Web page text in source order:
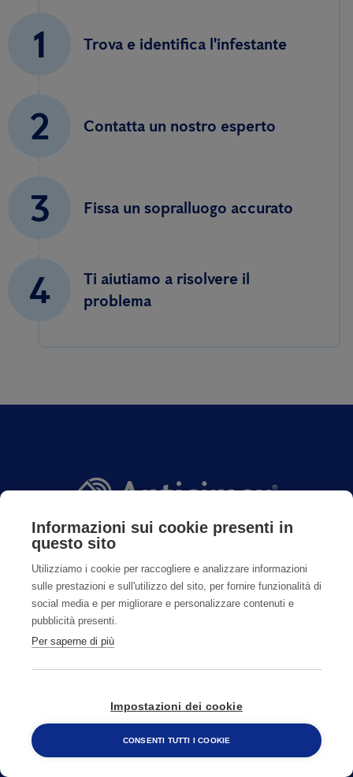
1 Trova e identifica l'infestante
2 Contatta un nostro esperto
3 Fissa un sopralluogo accurato
4
Ti aiutiamo a risolvere il
problema
CONTATTI
800 482 320
Informazioni sui cookie presenti in
questo sito
Utilizziamo i cookie per raccogliere e analizzare informazioni
sulle prestazioni e sull'utilizzo del sito, per fornire funzionalità di
social media e per migliorare e personalizzare contenuti e
pubblicità presenti.
Per saperne di più
Impostazioni dei cookie
CONSENTI TUTTI I COOKIE